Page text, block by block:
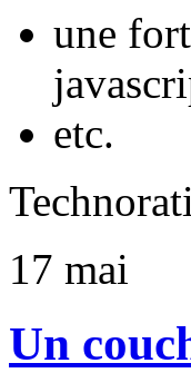
une
etc.
17 mai
Un